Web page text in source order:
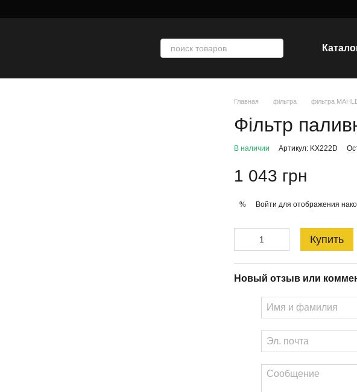
Главная фільтра фільтра
Фільтр
В наличии Артикул: KX222D
1 043 грн
% Войти для отображения
Купить
Новый отзыв или